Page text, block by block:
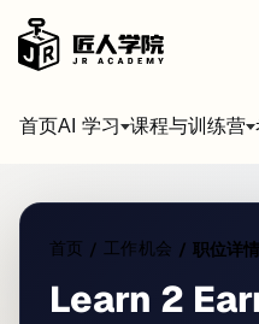
首页AI 学习 课程与训练营
首页 / 工作机会 / 职位详情
Learn 2